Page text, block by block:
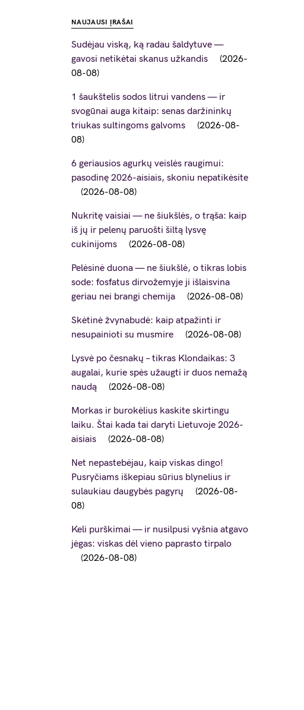
NAUJAUSI ĮRAŠAI
Sudėjau viską, ką radau šaldytuve —
gavosi netikėtai skanus užkandis
2026-
08-08
1 šaukštelis sodos litrui vandens — ir
svogūnai auga kitaip: senas daržininkų
triukas sultingoms galvoms
2026-08-
08
6 geriausios agurkų veislės raugimui:
pasodinę 2026-aisiais, skoniu nepatikėsite
2026-08-08
Nukritę vaisiai — ne šiukšlės, o trąša: kaip
iš jų ir pelenų paruošti šiltą lysvę
cukinijoms
2026-08-08
Pelėsinė duona — ne šiukšlė, o tikras lobis
sode: fosfatus dirvožemyje ji išlaisvina
geriau nei brangi chemija
2026-08-08
Skėtinė žvynabudė: kaip atpažinti ir
nesupainioti su musmire
2026-08-08
Lysvė po česnakų – tikras Klondaikas: 3
augalai, kurie spės užaugti ir duos nemažą
naudą
2026-08-08
Morkas ir burokėlius kaskite skirtingu
laiku. Štai kada tai daryti Lietuvoje 2026-
aisiais
2026-08-08
Net nepastebėjau, kaip viskas dingo!
Pusryčiams iškepiau sūrius blynelius ir
sulaukiau daugybės pagyrų
2026-08-
08
Keli purškimai — ir nusilpusi vyšnia atgavo
jėgas: viskas dėl vieno paprasto tirpalo
2026-08-08